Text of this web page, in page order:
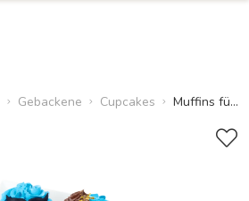
Gebackene Cupcakes Muffins für Vater